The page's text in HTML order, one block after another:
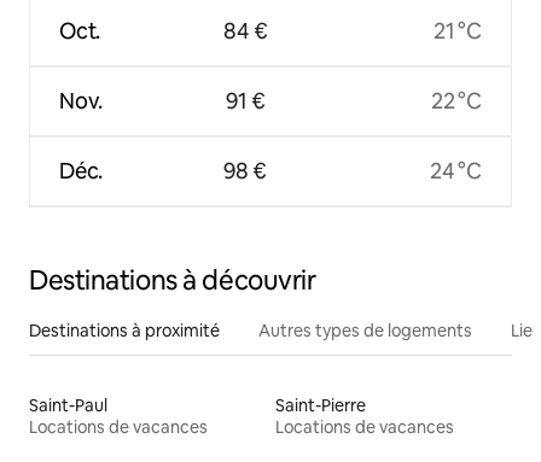
Oct.
Nov.
Déc.
84 €
91 €
98 €
21 °C
22 °C
24 °C
Destinations à découvrir
Destinations à proximité Autres types de logements
Saint-Paul
Locations de vacances
Saint-Pierre
Locations de vacances